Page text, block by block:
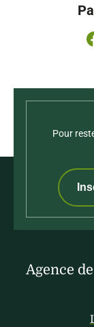
Pour
Agence